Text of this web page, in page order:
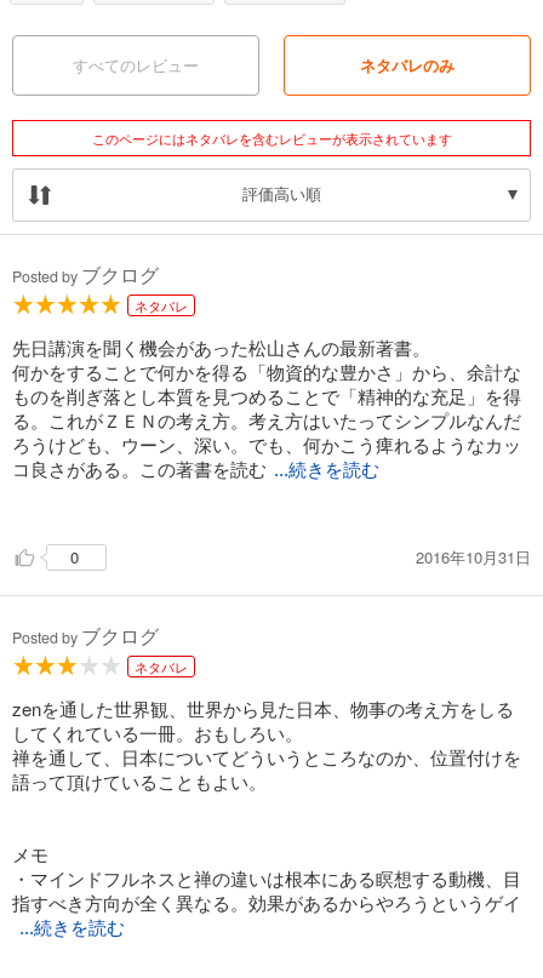
すべてのレビュー ネタバレのみ
このページにはネタバレを含むレビューが表示されています
評価高い順
Posted by ブクログ
ネタバレ
先日講演を聞く機会があった松山さんの最新著書。
何かをすることで何かを得る「物資的な豊かさ」から、余計な
ものを削ぎ落とし本質を見つめることで「精神的な充足」を得
る。これがＺＥＮの考え方。考え方はいたってシンプルなんだ
ろうけども、ウーン、深い。でも、何かこう痺れるようなカッ
コ良さがある。この著書を読む ...続きを読む
・働きを見る。意味の無いことにでも、意味の無いことにこ
間なんかを見る。
・陰徳。誰が見ているわけでもないが、良い行いをすること。
良いことをしていれば主張しなくても、自ずとその行いはわか
るもの。そしてその人の人格が磨かれ、にじみ出るものが出て
くる。
一つつかっていない。だからこそ、そこに見る人の気持ちが反
映され人をの心を動かす。
・キリスト教やイスラム教は一神教。人類を超越した絶対なる
0 2016年10月31日
Posted by ブクログ
ネタバレ
zenを通した世界観、世界から見た日本、物事の考え方をしる
してくれている一冊。おもしろい。
禅を通して、日本についてどういうところなのか、位置付けを
語って頂けていることもよい。
メモ
・マインドフルネスと禅の違いは根本にある瞑想する動機、目
指すべき方向が全く異なる。効果があるからやろうというゲイ
...続きを読む